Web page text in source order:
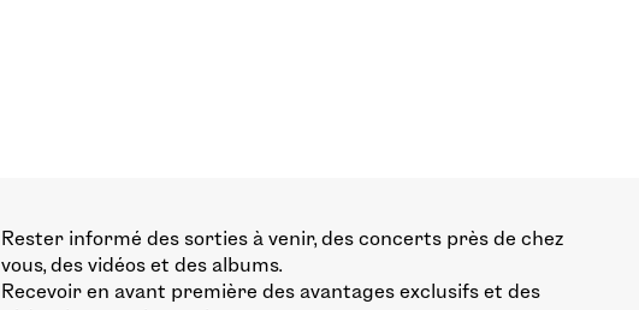
Rester informé des sorties à venir, des concerts près de chez
vous, des vidéos et des albums.
Recevoir en avant première des avantages exclusifs et des